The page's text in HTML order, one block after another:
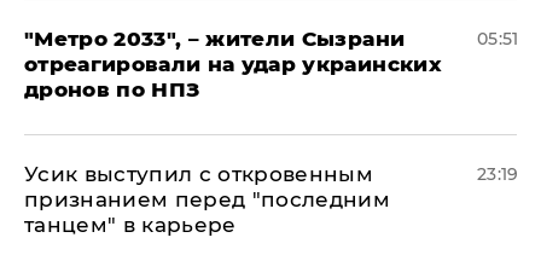
"Метро 2033", – жители Сызрани
отреагировали на удар украинских
дронов по НПЗ
05:51
Усик выступил с откровенным
признанием перед "последним
танцем" в карьере
23:19